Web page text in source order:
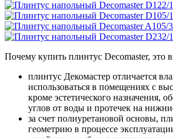
Почему купить плинтус Decomaster, это
плинтус Декомастер отличается
использоваться в помещениях с
кроме эстетического назначения,
углов от воды и протечек на
за счет полиуретановой основы,
геометрию в процессе